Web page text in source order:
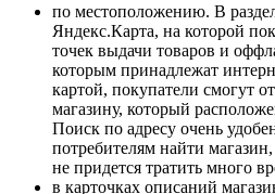
по местоположению. В
Яндекс.Карта, на которой
точек выдачи товаров и
которым принадлежат
картой, покупатели смогут
магазину, который
Поиск по адресу очень
потребителям найти
не придется тратить много
в карточках описаний